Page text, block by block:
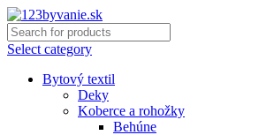
Select category
Bytový textil
Deky
Koberce a rohožky
Behúne